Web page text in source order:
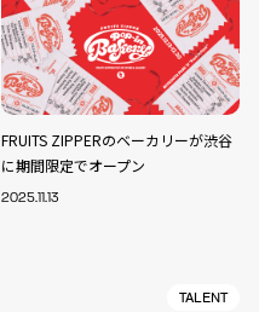
FRUITS ZIPPERのベーカリーが渋谷
に期間限定でオープン
2025.11.13
TALENT